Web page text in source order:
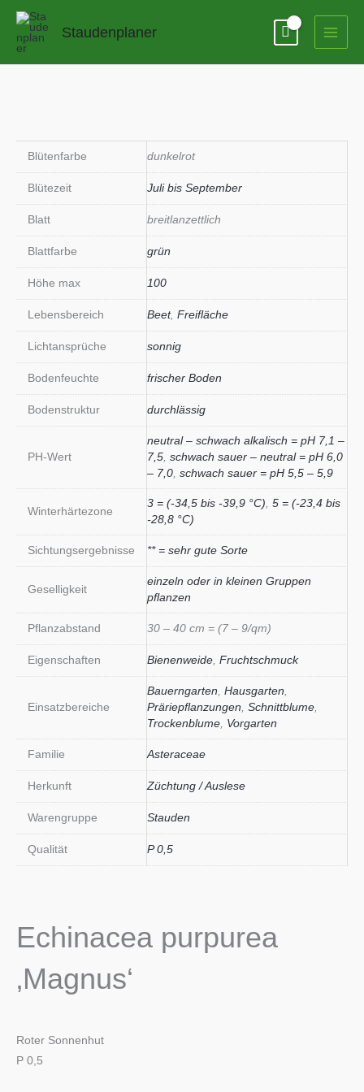
Zum
springen
Staudenplaner
Blütenfarbe dunkelrot
Blütezeit Juli bis September
Blatt breitlanzettlich
Blattfarbe grün
Höhe max 100
Lebensbereich Beet, Freifläche
Lichtansprüche sonnig
Bodenfeuchte frischer Boden
Bodenstruktur durchlässig
PH-Wert
neutral – schwach alkalisch = pH 7,1 –
7,5 schwach sauer – neutral = pH 6,0
– 7,0 schwach sauer = pH 5,5 – 5,9
Winterhärtezone
3 = (-34,5 bis -39,9 °C) 5 = (-23,4 bis
-28,8 °C)
Sichtungsergebnisse ** = sehr gute Sorte
Geselligkeit
einzeln oder in kleinen Gruppen
pflanzen
Pflanzabstand 30 – 40 cm = (7 – 9/qm)
Eigenschaften Bienenweide Fruchtschmuck
Einsatzbereiche
Bauerngarten Hausgarten
Präriepflanzungen Schnittblume
Trockenblume Vorgarten
Familie Asteraceae
Herkunft Züchtung / Auslese
Warengruppe Stauden
Qualität P 0,5
Echinacea purpurea
‚Magnus‘
Roter Sonnenhut
P 0,5